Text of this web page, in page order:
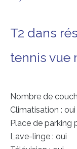
T2 dans
tennis vue
Nombre de
Climatisation : oui
Place de parking
Lave-linge : oui